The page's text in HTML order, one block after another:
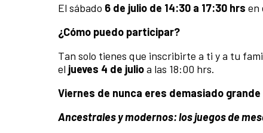
El sábado 6 de julio de 14:30 a 17:30 hrs en
¿Cómo puedo participar?
Tan solo tienes que inscribirte a ti y a tu
el jueves 4 de julioa las 18:00 hrs.
Viernes de nunca eres demasiado
Ancestrales y modernos: los juegos de